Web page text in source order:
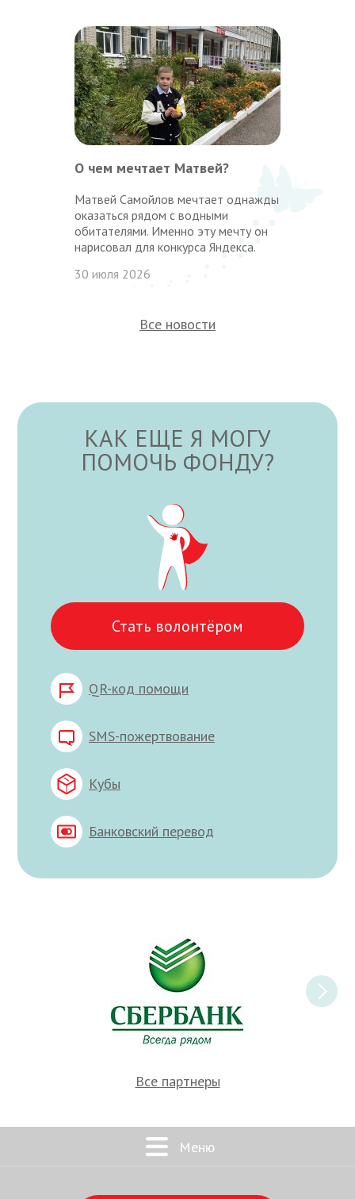
О чем мечтает Матвей?
Матвей Самойлов мечтает однажды
оказаться рядом с водными
обитателями. Именно эту мечту он
нарисовал для конкурса Яндекса.
30 июля 2026
Все новости
КАК ЕЩЕ Я МОГУ
ПОМОЧЬ ФОНДУ?
Стать волонтёром
QR-код помощи
SMS-пожертвование
Кубы
Банковский перевод
Все партнеры
Меню